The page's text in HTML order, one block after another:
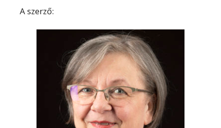
A szerző: